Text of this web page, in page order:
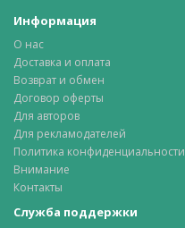
Информация
О нас
Доставка и оплата
Возврат и обмен
Договор оферты
Для авторов
Для рекламодателей
Политика конфиденциальности
Внимание
Контакты
Служба поддержки